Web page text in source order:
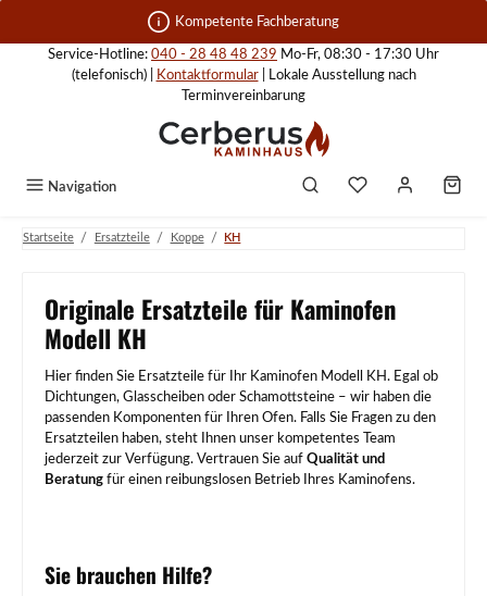
Zum Hauptinhalt springen Kompetente Fachberatung
Service-Hotline: 040 - 28 48 48 239 Mo-Fr, 08:30 - 17:30 Uhr
(telefonisch) |
Kontaktformular| Lokale Ausstellung nach
Terminvereinbarung
Navigation
Startseite / Ersatzteile / Koppe / KH
Originale Ersatzteile für Kaminofen
Modell KH
Hier finden Sie Ersatzteile für Ihr Kaminofen Modell KH. Egal ob
Dichtungen, Glasscheiben oder Schamottsteine – wir haben die
passenden Komponenten für Ihren Ofen. Falls Sie Fragen zu den
Ersatzteilen haben, steht Ihnen unser kompetentes Team
jederzeit zur Verfügung. Vertrauen Sie auf Qualität und
Beratung für einen reibungslosen Betrieb Ihres Kaminofens.
Sie brauchen Hilfe?